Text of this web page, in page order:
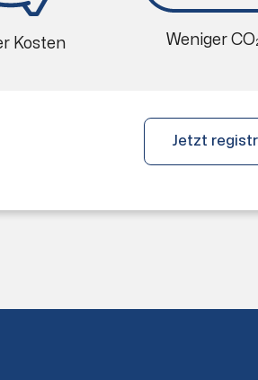
Kosten Weniger
Jetzt